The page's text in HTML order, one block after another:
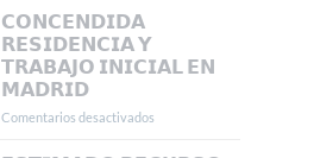
𝗖𝗢𝗡𝗖𝗘𝗡𝗗𝗜𝗗𝗔
𝗥𝗘𝗦𝗜𝗗𝗘𝗡𝗖𝗜𝗔 𝗬
𝗧𝗥𝗔𝗕𝗔𝗝𝗢 𝗜𝗡𝗜𝗖𝗜𝗔𝗟 𝗘𝗡
𝗠𝗔𝗗𝗥𝗜𝗗
Comentarios desactivados